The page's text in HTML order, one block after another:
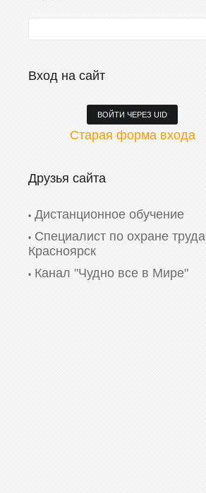
Вход на сайт
ВОЙТИ ЧЕРЕЗ UID
Старая форма входа
Друзья сайта
Дистанционное обучение
Специалист по охране труда
Красноярск
Канал "Чудно все в Мире"